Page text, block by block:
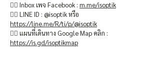
👉🏻 Inbox เพจ Facebook : m.me/isoptik
👉🏻 LINE ID : @isoptik หรือ
https://line.me/R/ti/p/@isoptik
👉🏻 แผนที่เดินทาง Google Map คลิก :
https://is.gd/isoptikmap